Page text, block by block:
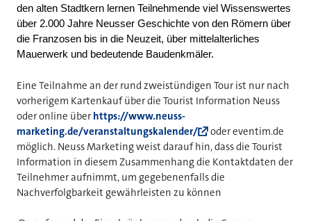
den alten Stadtkern lernen Teilnehmende viel Wissenswertes
über 2.000 Jahre Neusser Geschichte von den Römern über
die Franzosen bis in die Neuzeit, über mittelalterliches
Mauerwerk und bedeutende Baudenkmäler.
Eine Teilnahme an der rund zweistündigen Tour ist nur nach
vorherigem Kartenkauf über die Tourist Information Neuss
oder online über https://www.neuss-
marketing.de/veranstaltungskalender/
oder eventim.de
möglich. Neuss Marketing weist darauf hin, dass die Tourist
Information in diesem Zusammenhang die Kontaktdaten der
Teilnehmer aufnimmt, um gegebenenfalls die
Nachverfolgbarkeit gewährleisten zu können